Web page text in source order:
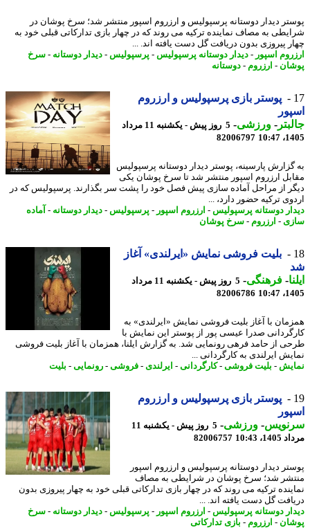
دیدار دوستانه پرسپولیس و ارزروم اسپور منتشر شد؛ سرخ پوشان در
به مصاف نماینده ترکیه می روند که در چهار بازی تدارکاتی قبلی خود به
پیروزی بدون دریافت گل دست یافته اند. ...
اسپور-دیدار دوستانه پرسپولیس-پرسپولیس-دیدار دوستانه-سرخ
-ارزروم - دوستانه
پوستر بازی پرسپولیس و ارزروم
-ورزشی-
5 روز پیش - یکشنبه 11 مرداد
82006797
پارسینه، پوستر دیدار دوستانه پرسپولیس
ارزروم اسپور منتشر شد تا سرخ پوشان یکی
از مراحل آماده سازی پیش فصل خود را پشت سر بگذارند. پرسپولیس که در
ترکیه حضور دارد، ...
دوستانه پرسپولیس-ارزروم اسپور-پرسپولیس-دیدار دوستانه-آماده
- ارزروم - سرخ پوشان
بلیت فروشی نمایش «ایرلندی» آغاز
-فرهنگی-
5 روز پیش - یکشنبه 11 مرداد
82006786
با آغاز بلیت فروشی نمایش «ایرلندی» به
صدرا عیسی پور از پوستر این نمایش با
از حامد فرهی رونمایی شد. به گزارش ایلنا، همزمان با آغاز بلیت فروشی
ایرلندی به کارگردانی ...
-بلیت فروشی-کارگردانی- ایرلندی-فروشی-رونمایی-بلیت
پوستر بازی پرسپولیس و ارزروم
-ورزشی-
5 روز پیش - یکشنبه 11
10:43
82006757
دیدار دوستانه پرسپولیس و ارزروم اسپور
شد؛ سرخ پوشان در شرایطی به مصاف
ترکیه می روند که در چهار بازی تدارکاتی قبلی خود به چهار پیروزی بدون
گل دست یافته اند. ...
دوستانه پرسپولیس-ارزروم اسپور-پرسپولیس-دیدار دوستانه-سرخ
-ارزروم - بازی تدارکاتی